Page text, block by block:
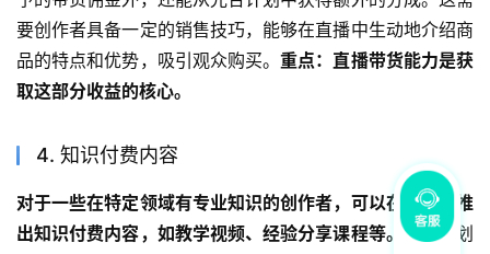
要创作者具备一定的销售技巧，能够在直播中生动地介绍商
品的特点和优势，吸引观众购买。重点：直播带货能力是获
取这部分收益的核心。
4. 知识付费内容
对于一些在特定领域有专业知识的创作者，可以在快手上推
出知识付费内容，如教学视频、经验分享课程等。光合计划